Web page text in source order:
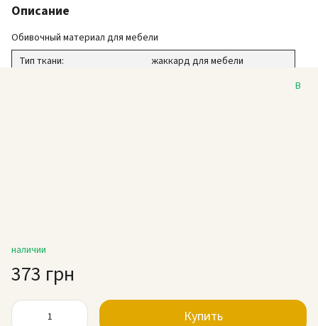
Описание
Обивочный материал для мебели
Тип ткани:
жаккард для мебели
В
наличии
373 грн
Купить